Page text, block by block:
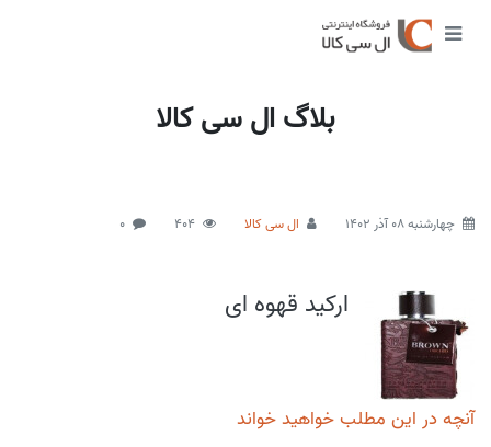
بلاگ ال سی کالا
چهارشنبه 08 آذر 1402 ال سی کالا 404
0
ارکید قهوه ای
آنچه در این مطلب خواهید خواند